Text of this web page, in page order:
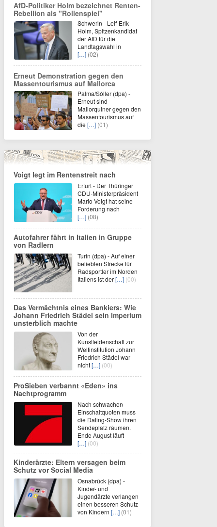
AfD-Politiker Holm bezeichnet Renten-
Rebellion als "Rollenspiel"
Schwerin - Leif-Erik
Holm, Spitzenkandidat
der AfD für die
Landtagswahl in
[…] (02)
Erneut Demonstration gegen den
Massentourismus auf Mallorca
Palma/Sóller (dpa) -
Erneut sind
Mallorquiner gegen den
Massentourismus auf
die […] (01)
Voigt legt im Rentenstreit nach
Erfurt - Der Thüringer
CDU-Ministerpräsident
Mario Voigt hat seine
Forderung nach
[…] (08)
Autofahrer fährt in Italien in Gruppe
von Radlern
Turin (dpa) - Auf einer
beliebten Strecke für
Radsportler im Norden
Italiens ist der[…] (00)
Das Vermächtnis eines Bankiers: Wie
Johann Friedrich Städel sein Imperium
unsterblich machte
Von der
Kunstleidenschaft zur
Weltinstitution Johann
Friedrich Städel war
nicht[…] (00)
ProSieben verbannt «Eden» ins
Nachtprogramm
Nach schwachen
Einschaltquoten muss
die Dating-Show ihren
Sendeplatz räumen.
Ende August läuft
[…] (00)
Kinderärzte: Eltern versagen beim
Schutz vor Social Media
Osnabrück (dpa) -
Kinder- und
Jugendärzte verlangen
einen besseren Schutz
von Kindern […] (01)